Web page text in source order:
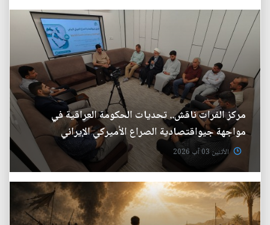
مركز الفرات ناقش.. تحديات الحكومة العراقية في
مواجهة جيواقتصادية الصراع الأميركي الإيراني
الأثنين 03 آب 2026